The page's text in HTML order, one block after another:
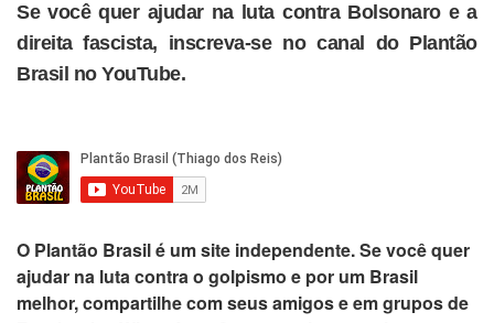
Se você quer ajudar na luta contra Bolsonaro e a
direita fascista, inscreva-se no canal do Plantão
Brasil no YouTube.
O Plantão Brasilé um site independente. Se você quer
ajudar na luta contra o golpismo e por um Brasil
melhor,compartilhe com seus amigos e em grupos de